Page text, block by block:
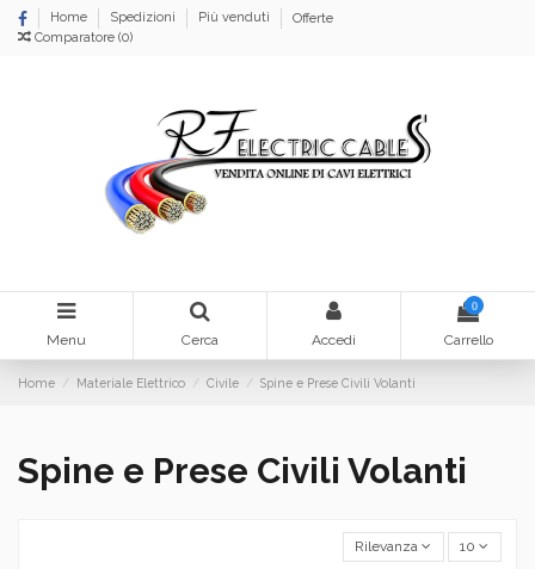
Home Spedizioni Più venduti
Offerte
Comparatore (0)
Menu Cerca Accedi
0
Carrello
Home Materiale Elettrico Civile Spine e Prese Civili Volanti
Spine e Prese Civili Volanti
Rilevanza 10